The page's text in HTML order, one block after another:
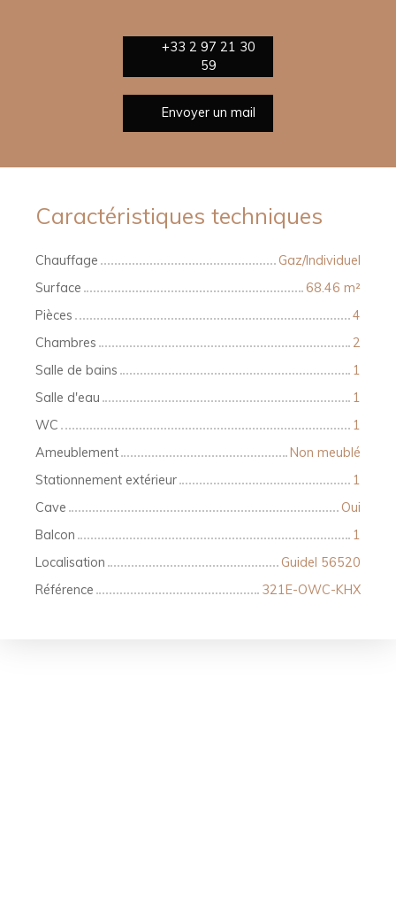
+33 2 97 21 30
59
Envoyer un mail
Caractéristiques techniques
Chauffage
Gaz/Individuel
Surface
68.46 m²
Pièces
4
Chambres
2
Salle de bains
1
Salle d'eau
1
WC
1
Ameublement
Non meublé
Stationnement extérieur
1
Cave
Oui
Balcon
1
Localisation
Guidel 56520
Référence
321E-OWC-KHX